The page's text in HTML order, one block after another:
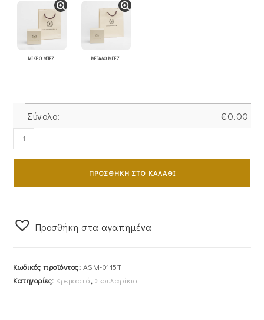
ΜΙΚΡΟ ΜΠΕΖ ΜΕΓΑΛΟ ΜΠΕΖ
Σύνολο: €0.00
Σκουλαρίκια
Ασημένια
ποσότητα
ΠΡΟΣΘΉΚΗ ΣΤΟ ΚΑΛΆΘΙ
Προσθήκη στα αγαπημένα
Κωδικός προϊόντος: ASM-0115T
Κατηγορίες: Κρεμαστά, Σκουλαρίκια